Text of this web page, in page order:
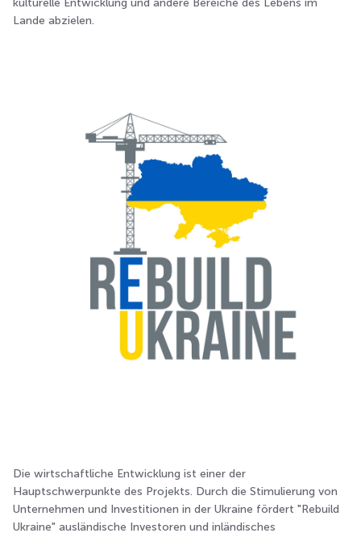
kulturelle Entwicklung und andere Bereiche des Lebens im
Lande abzielen.
Die wirtschaftliche Entwicklung ist einer der
Hauptschwerpunkte des Projekts. Durch die Stimulierung von
Unternehmen und Investitionen in der Ukraine fördert "Rebuild
Ukraine" ausländische Investoren und inländisches